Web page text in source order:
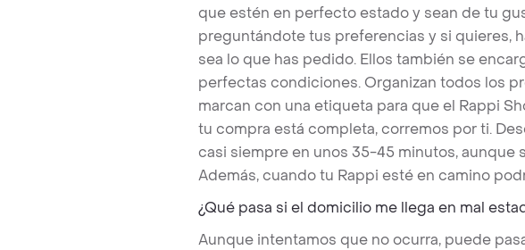
que estén en perfecto estado y sean de tu
preguntándote tus preferencias y si quieres,
sea lo que has pedido. Ellos también se
perfectas condiciones. Organizan todos los
marcan con una etiqueta para que el Rappi
tu compra está completa, corremos por ti.
casi siempre en unos 35-45 minutos,
Además, cuando tu Rappi esté en camino
¿Qué pasa si el domicilio me llega en mal
Aunque intentamos que no ocurra, puede